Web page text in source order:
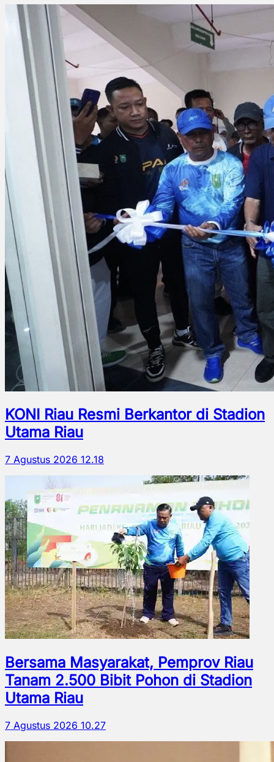
KONI Riau Resmi Berkantor di Stadion
Utama Riau
7 Agustus 2026 12.18
Bersama Masyarakat, Pemprov Riau
Tanam 2.500 Bibit Pohon di Stadion
Utama Riau
7 Agustus 2026 10.27